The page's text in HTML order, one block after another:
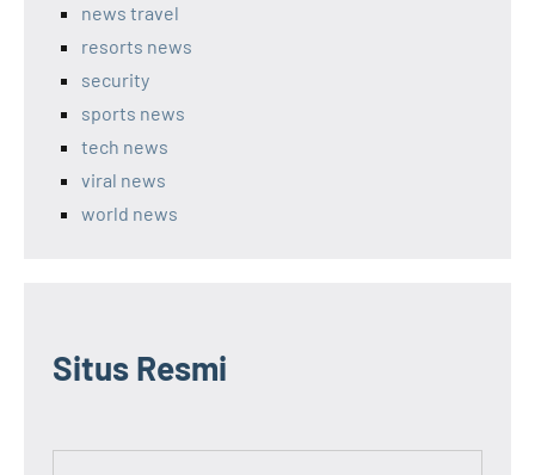
news travel
resorts news
security
sports news
tech news
viral news
world news
Situs Resmi